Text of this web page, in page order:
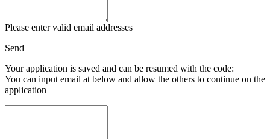
Please enter valid email addresses
Send
Your application is saved and can be resumed with the code:
You can input email at below and allow the others to continue on the
application